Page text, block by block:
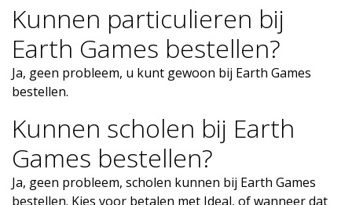
Kunnen particulieren bij
Earth Games bestellen?
Ja, geen probleem, u kunt gewoon bij Earth Games
bestellen.
Kunnen scholen bij Earth
Games bestellen?
Ja, geen probleem, scholen kunnen bij Earth Games
bestellen. Kies voor betalen met Ideal, of wanneer dat